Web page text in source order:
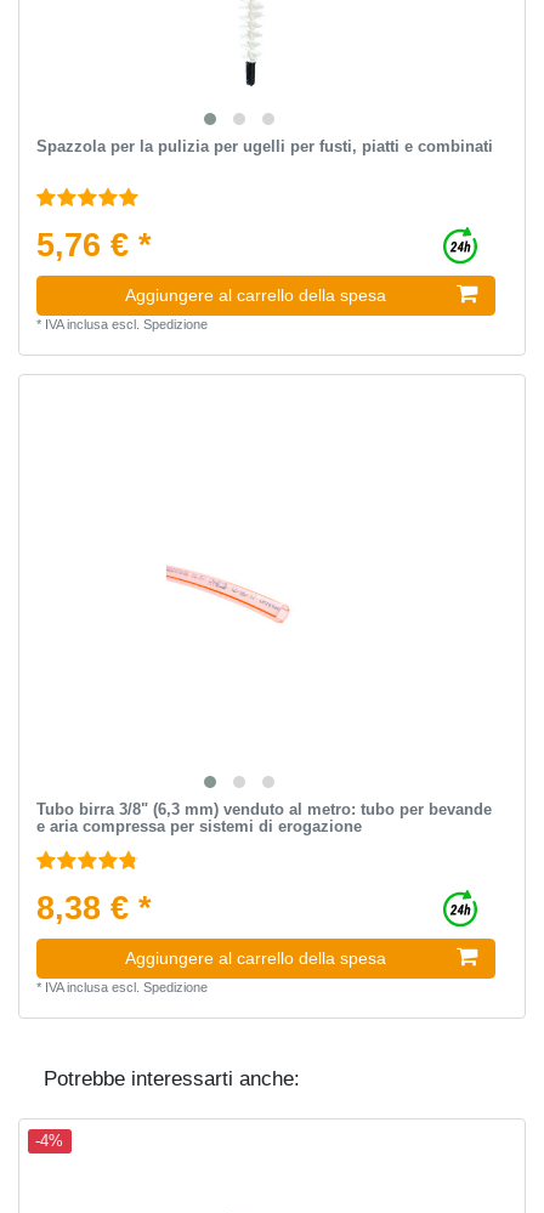
Spazzola per la pulizia per ugelli per fusti, piatti e combinati
5,76 € *
Aggiungere al carrello della spesa
* IVA inclusaescl. Spedizione
Tubo birra 3/8" (6,3 mm) venduto al metro: tubo per bevande
e aria compressa per sistemi di erogazione
8,38 € *
Aggiungere al carrello della spesa
* IVA inclusaescl. Spedizione
Potrebbe interessarti anche:
-4%